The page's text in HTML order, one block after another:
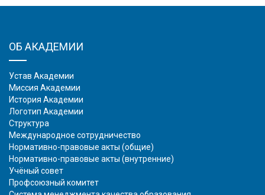
ОБ АКАДЕМИИ
Устав Академии
Миссия Академии
История Академии
Логотип Академии
Структура
Международное сотрудничество
Нормативно-правовые акты (общие)
Нормативно-правовые акты (внутренние)
Учёный совет
Профсоюзный комитет